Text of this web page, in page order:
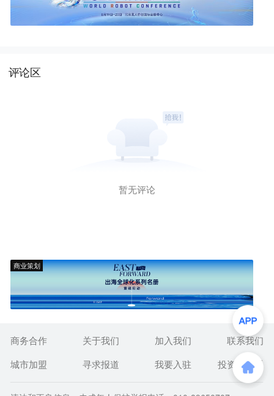
评论区
暂无评论
商业策划
商务合作 关于我们 加入我们
联系我们
城市加盟
寻求报道 我要入驻 投资者关系